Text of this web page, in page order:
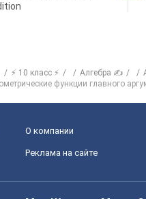
⚡ 10 класс ⚡ Алгебра ✍
функции главного
О компании
Реклама на сайте